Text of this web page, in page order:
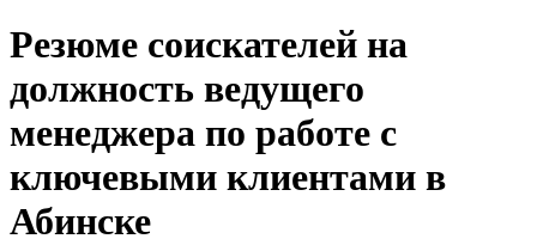
Резюме соискателей на
должность ведущего
менеджера по работе с
ключевыми клиентами в
Абинске